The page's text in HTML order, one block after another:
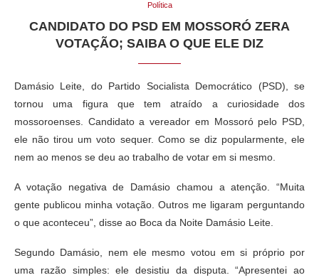
Política
CANDIDATO DO PSD EM MOSSORÓ ZERA
VOTAÇÃO; SAIBA O QUE ELE DIZ
Damásio Leite, do Partido Socialista Democrático (PSD), se
tornou uma figura que tem atraído a curiosidade dos
mossoroenses. Candidato a vereador em Mossoró pelo PSD,
ele não tirou um voto sequer. Como se diz popularmente, ele
nem ao menos se deu ao trabalho de votar em si mesmo.
A votação negativa de Damásio chamou a atenção. “Muita
gente publicou minha votação. Outros me ligaram perguntando
o que aconteceu”, disse ao Boca da Noite Damásio Leite.
Segundo Damásio, nem ele mesmo votou em si próprio por
uma razão simples: ele desistiu da disputa. “Apresentei ao